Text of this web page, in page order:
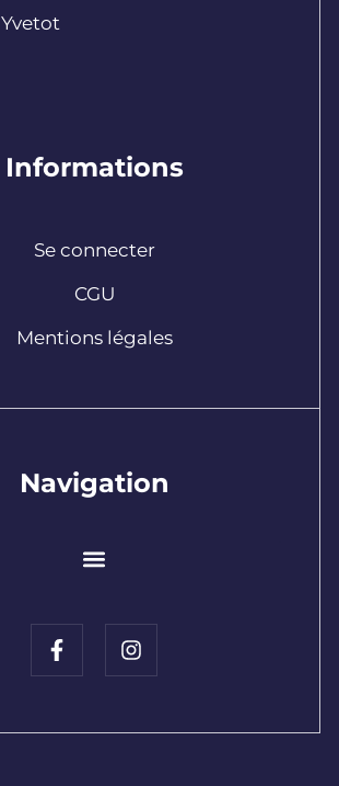
Yvetot
Informations
Se connecter
CGU
Mentions légales
Navigation